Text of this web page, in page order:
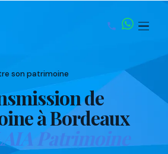
son patrimoine
de
à Bordeaux
Patrimoine